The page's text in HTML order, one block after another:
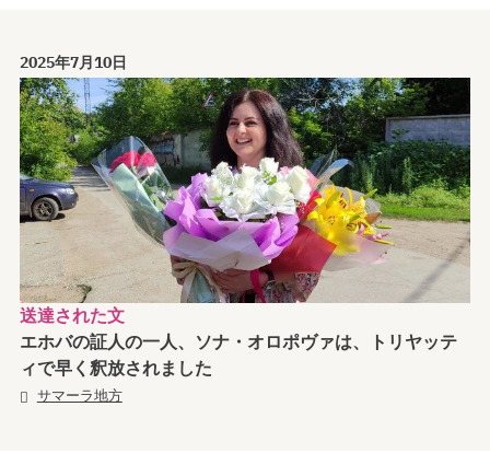
2025年7月10日
送達された文
エホバの証人の一人、ソナ・オロポヴァは、トリヤッテ
ィで早く釈放されました
サマーラ地方